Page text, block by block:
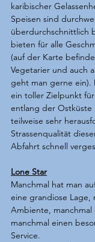
karibischer
Speisen sind
überdurchschnittlich
bieten für alle
(auf der Karte
Vegetarier und auch
geht man gerne ein).
ein toller Zielpunkt
entlang der Ostküste
teilweise sehr
Strassenqualität
Abfahrt schnell
Lone Star
Manchmal hat man
eine grandiose Lage,
Ambiente, manchmal
manchmal einen
Service.